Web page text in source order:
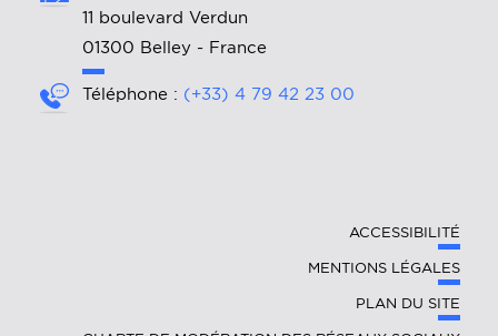
11 boulevard Verdun
01300 Belley - France
Téléphone : (+33) 4 79 42 23 00
ACCESSIBILITÉ
MENTIONS LÉGALES
PLAN DU SITE